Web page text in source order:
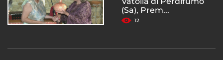
(Sa), Prem...
12